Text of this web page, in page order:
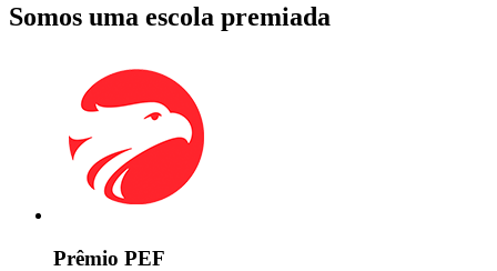
Somos uma escola premiada
Prêmio PEF